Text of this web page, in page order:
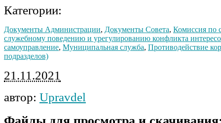
Категории:
Документы Администрации, Документы Совета, Комиссия по
служебному поведению и урегулированию конфликта
самоуправление, Муниципальная служба, Противодействие
подразделов)
21.11.2021
автор: Upravdel